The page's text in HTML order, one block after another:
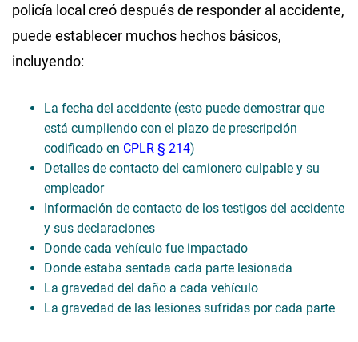
policía local creó después de responder al accidente,
puede establecer muchos hechos básicos,
incluyendo:
La fecha del accidente (esto puede demostrar que
está cumpliendo con el plazo de prescripción
codificado en CPLR § 214)
Detalles de contacto del camionero culpable y su
empleador
Información de contacto de los testigos del accidente
y sus declaraciones
Donde cada vehículo fue impactado
Donde estaba sentada cada parte lesionada
La gravedad del daño a cada vehículo
La gravedad de las lesiones sufridas por cada parte